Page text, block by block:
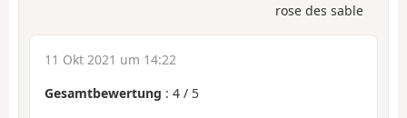
rose des sable
11 Okt 2021 um 14:22
Gesamtbewertung : 4 / 5